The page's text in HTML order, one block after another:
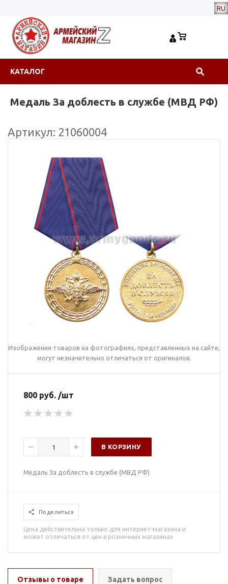
RU
КАТАЛОГ
Медаль За доблесть в службе (МВД РФ)
Артикул: 21060004
Изображения товаров на фотографиях, представленных на сайте,
могут незначительно отличаться от оригиналов.
800 руб. /шт
В КОРЗИНУ
Медаль За доблесть в службе (МВД РФ)
Поделиться
Цена действительна только для интернет-магазина и
может отличаться от цен в розничных магазинах
Отзывы о товаре Задать вопрос